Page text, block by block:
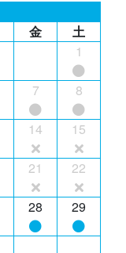
金
土
1
7 8
14 15
21 22
28 29